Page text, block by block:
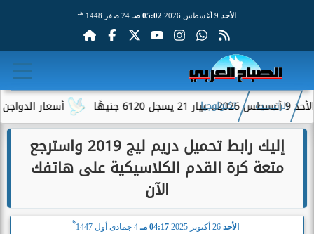
الأحد 05:02 صـ 24 صفر 1448 هـ
أسعار الدواجن والبيض اليوم الأحد 9 الرئيسية تكنولوجيا
إليك رابط تحميل دريم ليج 2019 واسترجع
متعة كرة القدم الكلاسيكية على هاتفك
الآن
الأحد 26 أكتوبر 2025 04:17 مـ 4 جمادى أول 1447
هـ